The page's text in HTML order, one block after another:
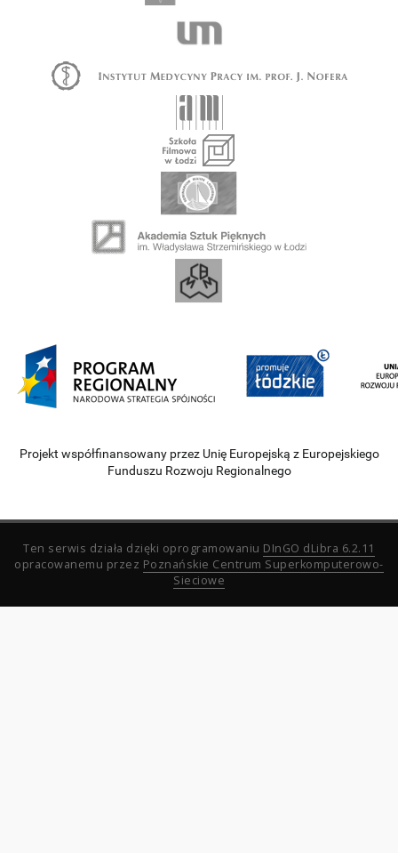
Projekt współfinansowany przez Unię Europejską z Europejskiego
Funduszu Rozwoju Regionalnego
Ten serwis działa dzięki oprogramowaniu DInGO dLibra 6.2.11
opracowanemu przez Poznańskie Centrum Superkomputerowo-
Sieciowe